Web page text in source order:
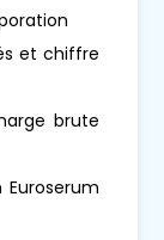
et chiffre
brute
Euroserum